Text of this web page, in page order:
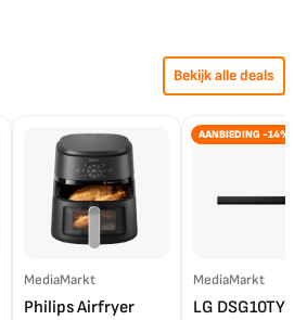
Bekijk alle deals
MediaMarkt
Philips Airfryer
AANBIEDING -14%
MediaMarkt
LG DSG10TY